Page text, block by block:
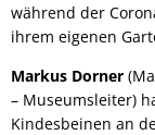
während der
ihrem eigenen
Markus Dorner
– Museumsleiter)
Kindesbeinen an